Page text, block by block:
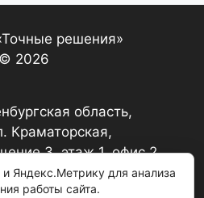
решения»
© 2026
область,
Краматорская,
3, этаж 1, офис 2
Яндекс.Метрику для анализа
работы сайта.